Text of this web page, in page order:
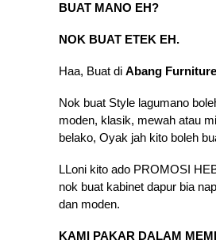
BUAT MANO EH?
NOK BUAT ETEK EH.
Haa, Buat di Abang Furniture
Nok buat Style lagumano
moden, klasik, mewah atau
belako, Oyak jah kito boleh
LLoni kito ado PROMOSI
nok buat kabinet dapur bia
dan moden.
KAMI PAKAR DALAM